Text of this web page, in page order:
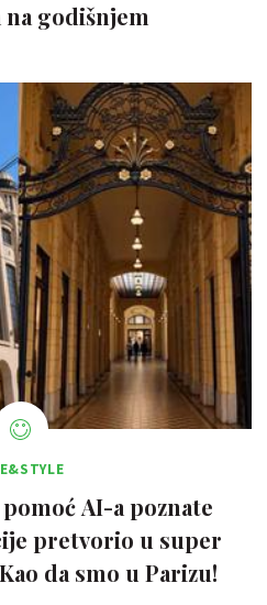
godišnjem
AI-a poznate
pretvorio u super
da smo u Parizu!